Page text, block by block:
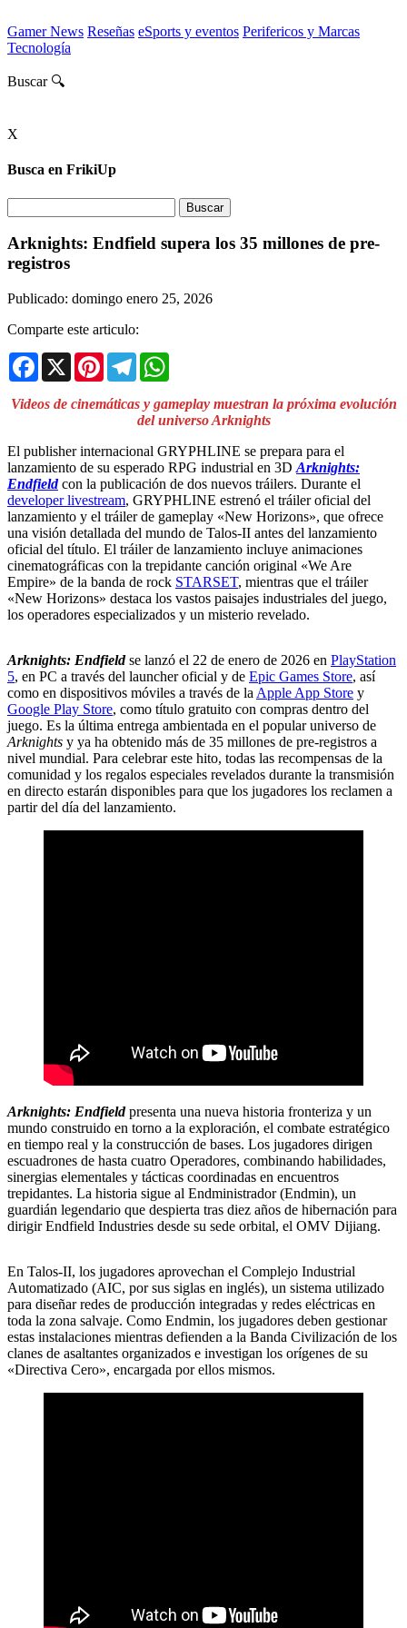
Gamer News Reseñas eSports y eventos Perifericos y Marcas
Tecnología
Buscar 🔍
X
Busca en FrikiUp
Arknights: Endfield supera los 35 millones de pre-
registros
Publicado: domingo enero 25, 2026
Comparte este articulo:
Facebook
X PinterestTelegram
Videos de cinemáticas y gameplay muestran la próxima evolución
del universo Arknights
El publisher internacional GRYPHLINE se prepara para el
lanzamiento de su esperado RPG industrial en 3D Arknights:
Endfieldcon la publicación de dos nuevos tráilers. Durante el
developer livestream, GRYPHLINE estrenó el tráiler oficial del
lanzamiento y el tráiler de gameplay «New Horizons», que ofrece
una visión detallada del mundo de Talos-II antes del lanzamiento
oficial del título. El tráiler de lanzamiento incluye animaciones
cinematográficas con la trepidante canción original «We Are
Empire» de la banda de rock STARSET, mientras que el tráiler
«New Horizons» destaca los vastos paisajes industriales del juego,
los operadores especializados y un misterio revelado.
Arknights: Endfieldse lanzó el 22 de enero de 2026 en PlayStation
5, en PC a través del launcher oficial y de Epic Games Store, así
como en dispositivos móviles a través de la Apple App Store y
Google Play Store, como título gratuito con compras dentro del
juego. Es la última entrega ambientada en el popular universo de
Arknights y ya ha obtenido más de 35 millones de pre-registros a
nivel mundial. Para celebrar este hito, todas las recompensas de la
comunidad y los regalos especiales revelados durante la transmisión
en directo estarán disponibles para que los jugadores los reclamen a
partir del día del lanzamiento.
Arknights: Endfieldpresenta una nueva historia fronteriza y un
mundo construido en torno a la exploración, el combate estratégico
en tiempo real y la construcción de bases. Los jugadores dirigen
escuadrones de hasta cuatro Operadores, combinando habilidades,
sinergias elementales y tácticas coordinadas en encuentros
trepidantes. La historia sigue al Endministrador (Endmin), un
guardián legendario que despierta tras diez años de hibernación para
dirigir Endfield Industries desde su sede orbital, el OMV Dijiang.
En Talos-II, los jugadores aprovechan el Complejo Industrial
Automatizado (AIC, por sus siglas en inglés), un sistema utilizado
para diseñar redes de producción integradas y redes eléctricas en
toda la zona salvaje. Como Endmin, los jugadores deben gestionar
estas instalaciones mientras defienden a la Banda Civilización de los
clanes de asaltantes organizados e investigan los orígenes de su
«Directiva Cero», encargada por ellos mismos.